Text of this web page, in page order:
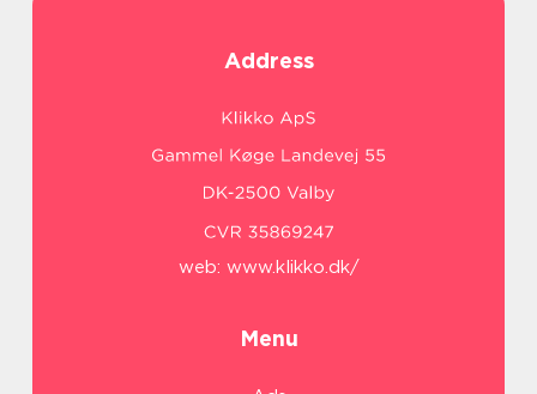
Address
web: www.klikko.dk/
Menu